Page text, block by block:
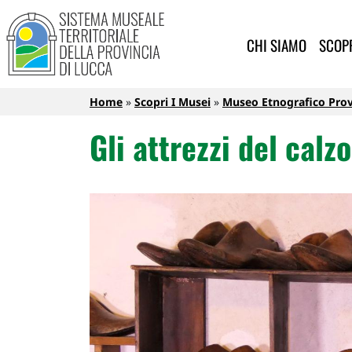
Salta al contenuto principale
Sistema Museale Territoriale
Navigazione principale
CHI SIAMO
Briciole di pane
Home Scopri I Musei Museo Etnografico
Gli attrezzi del